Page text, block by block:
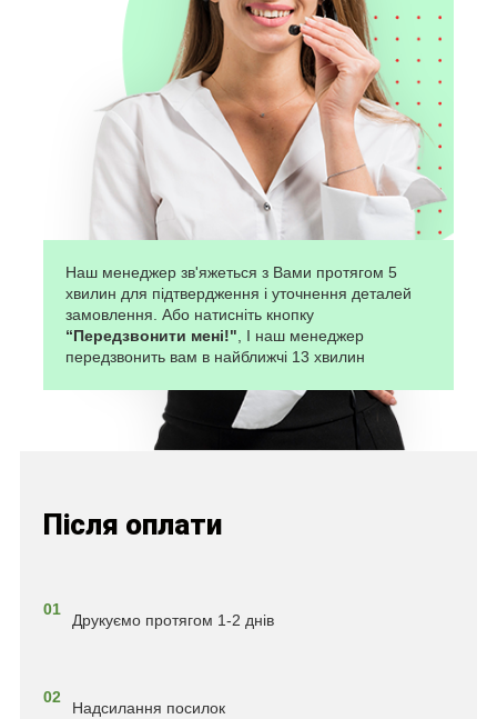
Наш менеджер зв'яжеться з Вами протягом 5
хвилин для підтвердження і уточнення деталей
замовлення. Або натисніть кнопку
“Передзвонити мені!", І наш менеджер
передзвонить вам в найближчі 13 хвилин
Після оплати
01
Друкуємо протягом 1-2 днів
02
Надсилання посилок